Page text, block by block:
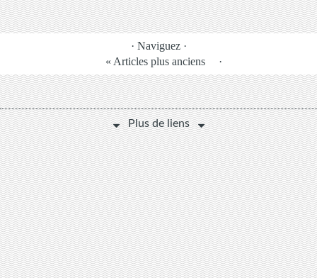
· Naviguez ·
« Articles plus anciens
·